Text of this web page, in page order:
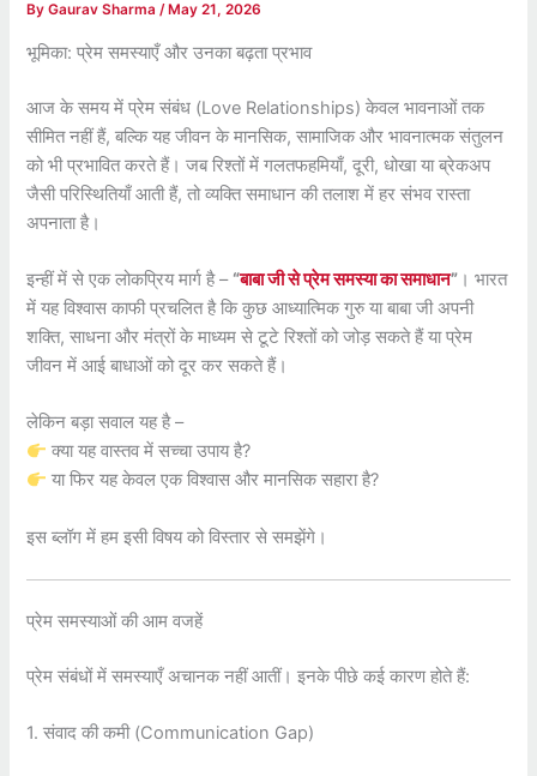
ByGaurav Sharma/ May 21, 2026
भूमिका: प्रेम समस्याएँ और उनका बढ़ता प्रभाव
आज के समय में प्रेम संबंध (Love Relationships) केवल भावनाओं तक
सीमित नहीं हैं, बल्कि यह जीवन के मानसिक, सामाजिक और भावनात्मक संतुलन
को भी प्रभावित करते हैं। जब रिश्तों में गलतफहमियाँ, दूरी, धोखा या ब्रेकअप
जैसी परिस्थितियाँ आती हैं, तो व्यक्ति समाधान की तलाश में हर संभव रास्ता
अपनाता है।
इन्हीं में से एक लोकप्रिय मार्ग है – “बाबा जी से प्रेम समस्या का समाधान” । भारत
में यह विश्वास काफी प्रचलित है कि कुछ आध्यात्मिक गुरु या बाबा जी अपनी
शक्ति, साधना और मंत्रों के माध्यम से टूटे रिश्तों को जोड़ सकते हैं या प्रेम
जीवन में आई बाधाओं को दूर कर सकते हैं।
लेकिन बड़ा सवाल यह है –
क्या यह वास्तव में सच्चा उपाय है?
या फिर यह केवल एक विश्वास और मानसिक सहारा है?
इस ब्लॉग में हम इसी विषय को विस्तार से समझेंगे।
प्रेम समस्याओं की आम वजहें
प्रेम संबंधों में समस्याएँ अचानक नहीं आतीं। इनके पीछे कई कारण होते हैं:
1. संवाद की कमी (Communication Gap)